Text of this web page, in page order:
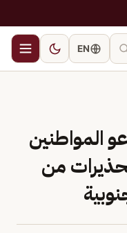
EN
المواطنين
من